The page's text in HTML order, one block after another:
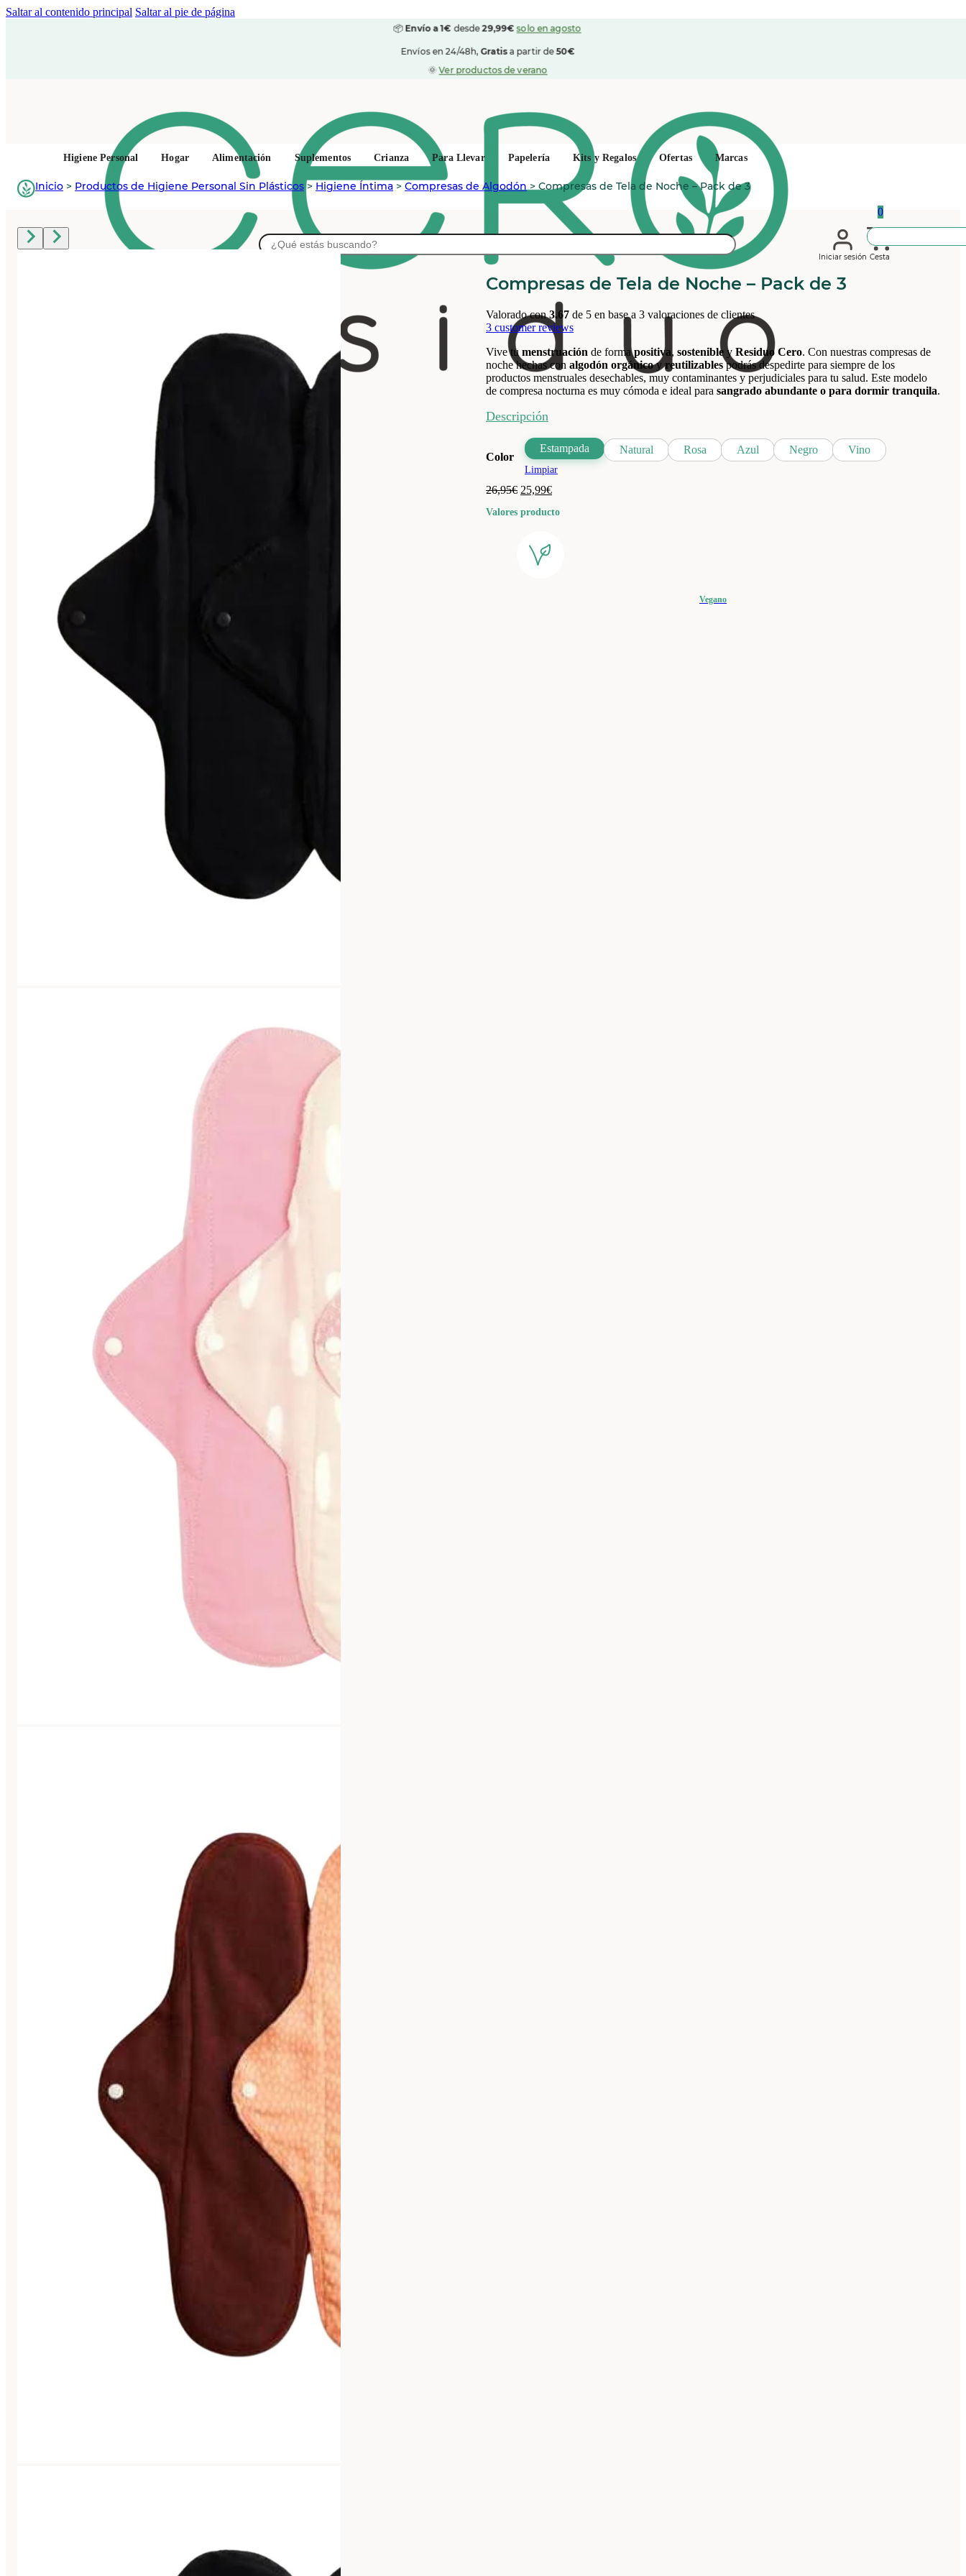
Saltar al contenido principal Saltar al pie de página
📦Envío a 1€ desde29,99€ solo en agosto
Envíos en 24/48h,Gratisa partir de50€
🌞Ver productos de verano
Buscar
Iniciar sesión
0
Cesta
Higiene Personal Hogar Alimentación Suplementos Crianza Para Llevar Papelería Kits y Regalos Ofertas Marcas
Inicio > Productos de Higiene Personal Sin Plásticos> Higiene Íntima > Compresas de Algodón>Compresas de Tela de Noche – Pack de 3
Compresas de Tela de Noche – Pack de 3
Valorado con3.67 de 5 en base a 3 valoraciones de clientes
3 customer reviews
Vive tu menstruación de formapositiva, sostenible y Residuo Cero. Con nuestras compresas de
noche hechas con algodón orgánicoyreutilizablespodrás despedirte para siempre de los
productos menstruales desechables, muy contaminantes y perjudiciales para tu salud. Este modelo
de compresa nocturna es muy cómoda e ideal para sangrado abundante o para dormir tranquila.
Descripción
Color
Estampada Natural Rosa Azul Negro Vino
Limpiar
26,95€ El
original
25,99€El
actual
Valores producto
Vegano